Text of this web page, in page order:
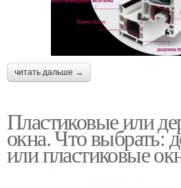
читать дальше →
Пластиковые или
окна. Что выбрать:
или пластиковые